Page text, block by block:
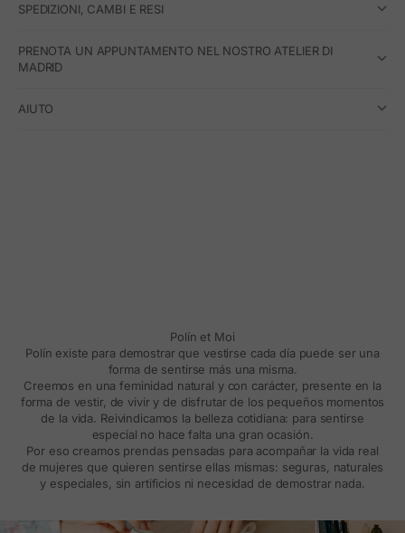
SPEDIZIONI, CAMBI E RESI
PRENOTA UN APPUNTAMENTO NEL NOSTRO ATELIER DI
MADRID
AIUTO
Polín et Moi
Polín existe para demostrar que vestirse cada día puede ser una
forma de sentirse más una misma.
Creemos en una feminidad natural y con carácter, presente en la
forma de vestir, de vivir y de disfrutar de los pequeños momentos
de la vida. Reivindicamos la belleza cotidiana: para sentirse
especial no hace falta una gran ocasión.
Por eso creamos prendas pensadas para acompañar la vida real
de mujeres que quieren sentirse ellas mismas: seguras, naturales
y especiales, sin artificios ni necesidad de demostrar nada.